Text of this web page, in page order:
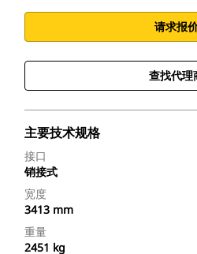
请求报
查找代理
主要技术规格
接口
销接式
宽度
3413 mm
重量
2451 kg